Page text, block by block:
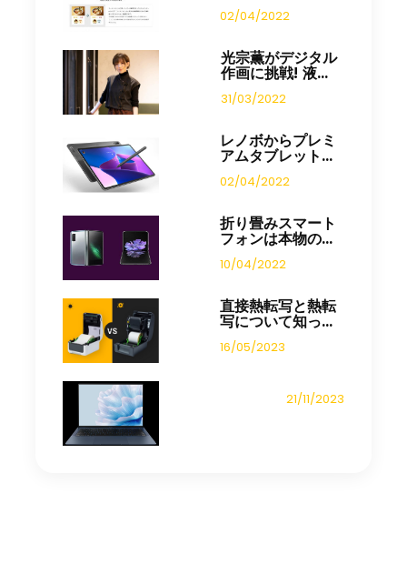
02/04/2022
光宗薫がデジタル
作画に挑戦! 液...
31/03/2022
レノボからプレミ
アムタブレット...
02/04/2022
折り畳みスマート
フォンは本物の...
10/04/2022
直接熱転写と熱転
写について知っ...
16/05/2023
21/11/2023